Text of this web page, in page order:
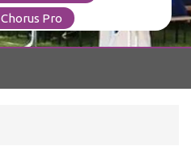
Chorus Pro